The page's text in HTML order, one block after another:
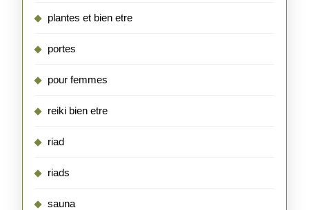
plantes et bien etre
portes
pour femmes
reiki bien etre
riad
riads
sauna